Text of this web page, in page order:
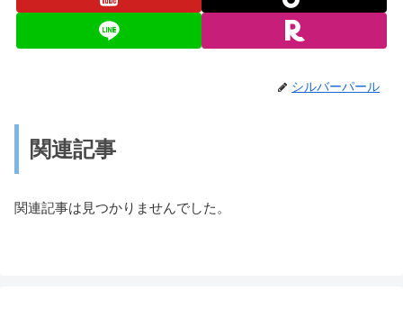
シルバーパール
関連記事
関連記事は見つかりませんでした。